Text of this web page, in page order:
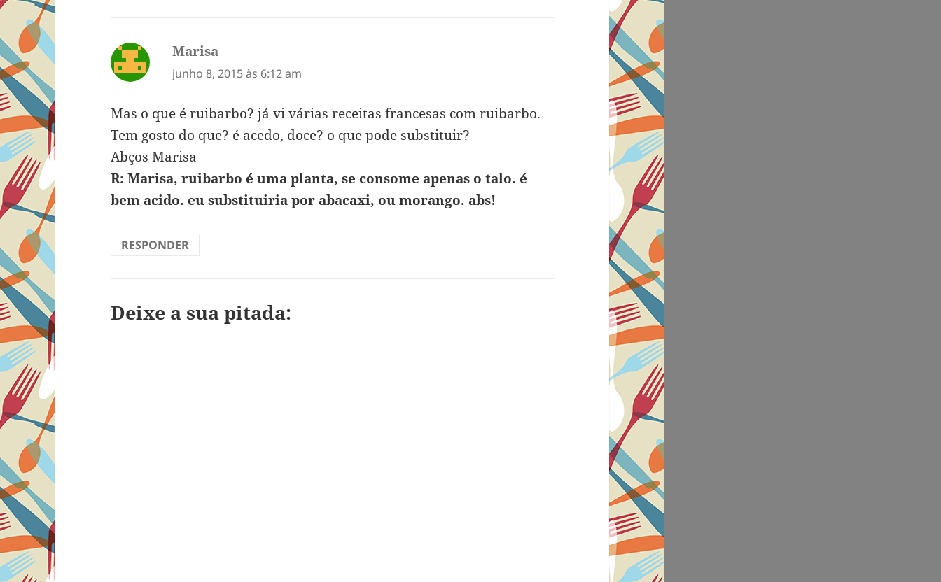
Marisa
junho 8, 2015 às 6:12 am
Mas o que é ruibarbo? já vi várias receitas francesas com ruibarbo.
Tem gosto do que? é acedo, doce? o que pode substituir?
Abços Marisa
R: Marisa, ruibarbo é uma planta, se consome apenas o talo. é
bem acido. eu substituiria por abacaxi, ou morango. abs!
RESPONDER
Deixe a sua pitada: